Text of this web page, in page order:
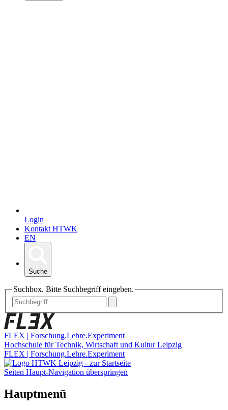
Login
Kontakt HTWK
EN
Suche
Suchbox. Bitte Suchbegriff eingeben.
FLEX | Forschung.Lehre.Experiment
Hochschule für Technik, Wirtschaft und Kultur Leipzig
FLEX | Forschung.Lehre.Experiment
Seiten Haupt-Navigation überspringen
Hauptmenü